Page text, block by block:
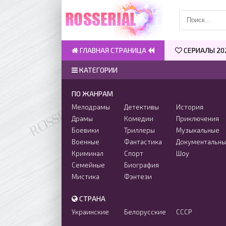
КАТЕГОРИИ
ПО ЖАНРАМ
Мелодрамы
Драмы
Боевики
Военные
Криминал
Семейные
Мистика
Детективы
Комедии
Триллеры
Фантастика
Спорт
Биография
Фэнтези
История
Приключения
Музыкальные
Шоу
СТРАНА
Украинские Белорусские СССР
ГЛАВНАЯ СТРАНИЦА СЕРИАЛЫ